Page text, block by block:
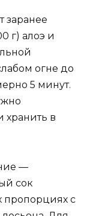
заранее
г) алоэ и
огне до
5 минут.
хранить в
—
сок
пропорциях с